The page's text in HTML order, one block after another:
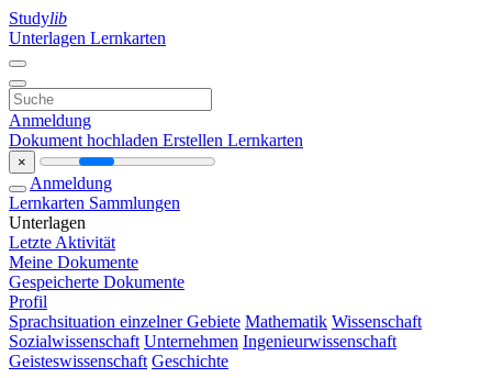
Studylib
Unterlagen Lernkarten
Anmeldung
Dokument hochladen Erstellen Lernkarten
×
Anmeldung
Lernkarten Sammlungen
Unterlagen
Letzte Aktivität
Meine Dokumente
Gespeicherte Dokumente
Profil
Sprachsituation einzelner Gebiete Mathematik Wissenschaft
Sozialwissenschaft Unternehmen Ingenieurwissenschaft
Geisteswissenschaft Geschichte